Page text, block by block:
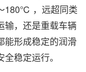
180℃ ，远超同类
输，还是重载车辆
能形成稳定的润滑
稳定运行。